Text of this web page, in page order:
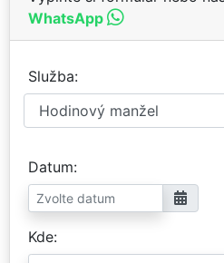
WhatsApp
Služba
Datum
Kde